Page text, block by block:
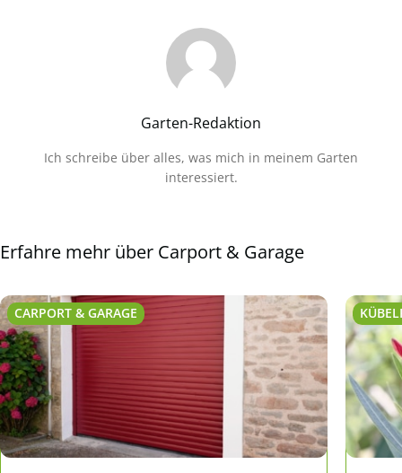
Garten-Redaktion
Ich schreibe über alles, was mich in meinem Garten
interessiert.
Erfahre mehr über Carport & Garage
CARPORT & GARAGE